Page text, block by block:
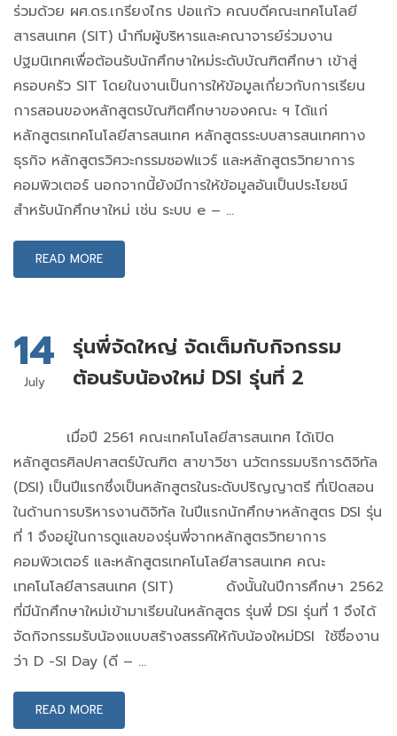
ร่วมด้วย ผศ.ดร.เกรียงไกร ปอแก้ว คณบดีคณะเทคโนโลยี
สารสนเทศ (SIT) นำทีมผู้บริหารและคณาจารย์ร่วมงาน
ปฐมนิเทศเพื่อต้อนรับนักศึกษาใหม่ระดับบัณฑิตศึกษา เข้าสู่
ครอบครัว SIT โดยในงานเป็นการให้ข้อมูลเกี่ยวกับการเรียน
การสอนของหลักสูตรบัณฑิตศึกษาของคณะ ฯ ได้แก่
หลักสูตรเทคโนโลยีสารสนเทศ หลักสูตรระบบสารสนเทศทาง
ธุรกิจ หลักสูตรวิศวะกรรมซอฟแวร์ และหลักสูตรวิทยาการ
คอมพิวเตอร์ นอกจากนี้ยังมีการให้ข้อมูลอันเป็นประโยชน์
สำหรับนักศึกษาใหม่ เช่น ระบบ e – …
READ MORE
14
July
รุ่นพี่จัดใหญ่ จัดเต็มกับกิจกรรม
ต้อนรับน้องใหม่ DSI รุ่นที่ 2
เมื่อปี 2561 คณะเทคโนโลยีสารสนเทศ ได้เปิด
หลักสูตรศิลปศาสตร์บัณฑิต สาขาวิชา นวัตกรรมบริการดิจิทัล
(DSI) เป็นปีแรกซึ่งเป็นหลักสูตรในระดับปริญญาตรี ที่เปิดสอน
ในด้านการบริหารงานดิจิทัล ในปีแรกนักศึกษาหลักสูตร DSI รุ่น
ที่ 1 จึงอยู่ในการดูแลของรุ่นพี่จากหลักสูตรวิทยาการ
คอมพิวเตอร์ และหลักสูตรเทคโนโลยีสารสนเทศ คณะ
เทคโนโลยีสารสนเทศ (SIT) ดังนั้นในปีการศึกษา 2562
ที่มีนักศึกษาใหม่เข้ามาเรียนในหลักสูตร รุ่นพี่ DSI รุ่นที่ 1 จึงได้
จัดกิจกรรมรับน้องแบบสร้างสรรค์ให้กับน้องใหม่DSI ใช้ชื่องาน
ว่า D -SI Day (ดี – …
READ MORE